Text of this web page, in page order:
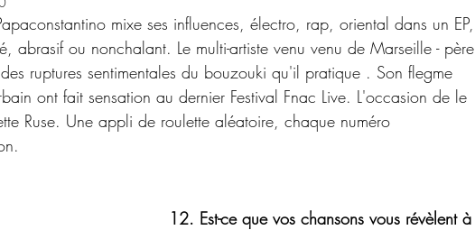
INTERVIEW SCANNER
2020
mixe ses influences, électro, rap, oriental dans un EP,
abrasif ou nonchalant. Le multi-artiste venu venu de Marseille - père
ruptures sentimentales du bouzouki qu'il pratique . Son flegme
ont fait sensation au dernier Festival Fnac Live. L'occasion de le
Ruse. Une appli de roulette aléatoire, chaque numéro
12. Est-ce que vos chansons vous révèlent à